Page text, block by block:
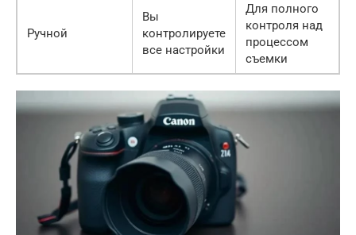
Ручной
Вы
контролируете
все настройки
Для полного
контроля над
процессом
съемки